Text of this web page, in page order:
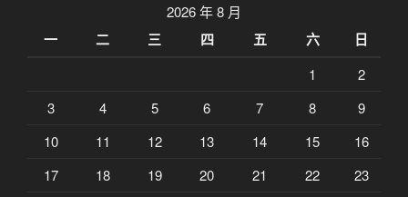
2026 年 8 月
一 二 三 四 五 六 日
1
2
3
4 5 6 7 8
9
10
11 12 13 14 15
16
17
18 19 20 21 22
23